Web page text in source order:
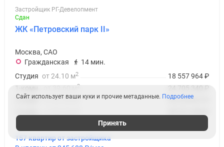
Застройщик РГ-Девелопмент
Сдан
ЖК «Петровский парк II»
Москва, САО
Гражданская
14 мин.
18 557 964₽
Студия от 24.10 м2
24 705 340 ₽
2
35 278 927
2-комн. от 62.30 м2
157 квартир от застройщика
Сайт использует ваши куки и прочие метаданные. Подробнее
Принять